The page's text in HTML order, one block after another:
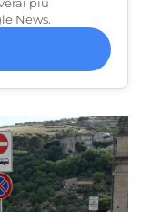
News.